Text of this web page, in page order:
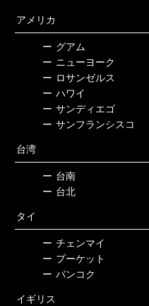
アメリカ
ー グアム
ー ニューヨーク
ー ロサンゼルス
ー ハワイ
ー サンディエゴ
ー サンフランシスコ
台湾
ー 台南
ー 台北
タイ
ー チェンマイ
ー プーケット
ー バンコク
イギリス